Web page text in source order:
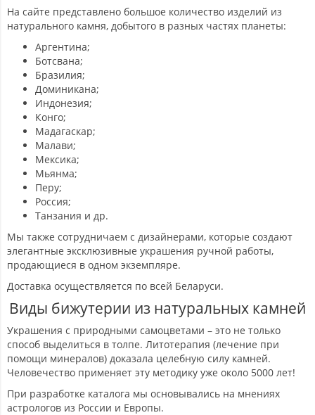
На сайте представлено большое количество изделий из
натурального камня, добытого в разных частях планеты:
Аргентина;
Ботсвана;
Бразилия;
Доминикана;
Индонезия;
Конго;
Мадагаскар;
Малави;
Мексика;
Мьянма;
Перу;
Россия;
Танзания и др.
Мы также сотрудничаем с дизайнерами, которые создают
элегантные эксклюзивные украшения ручной работы,
продающиеся в одном экземпляре.
Доставка осуществляется по всей Беларуси.
Виды бижутерии из натуральных камней
Украшения с природными самоцветами – это не только
способ выделиться в толпе. Литотерапия (лечение при
помощи минералов) доказала целебную силу камней.
Человечество применяет эту методику уже около 5000 лет!
При разработке каталога мы основывались на мнениях
астрологов из России и Европы.